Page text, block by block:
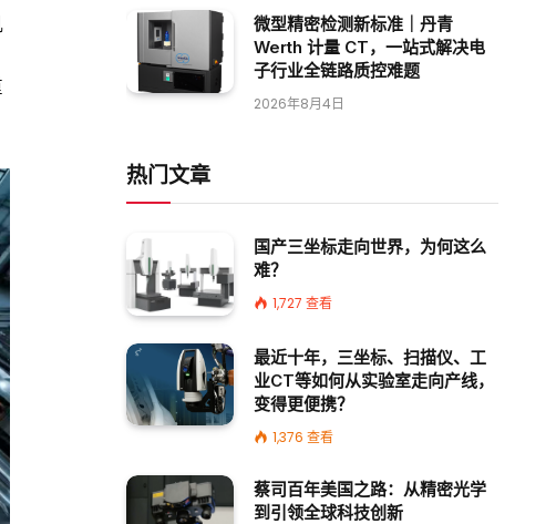
微型精密检测新标准｜丹青
Werth 计量 CT，一站式解决电
子行业全链路质控难题
2026年8月4日
热门文章
国产三坐标走向世界，为何这么
难？
1,727 查看
最近十年，三坐标、扫描仪、工
业CT等如何从实验室走向产线，
变得更便携？
1,376 查看
蔡司百年美国之路：从精密光学
到引领全球科技创新